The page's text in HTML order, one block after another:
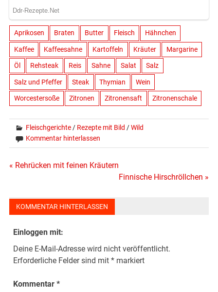
Aprikosen Braten Butter Fleisch Hähnchen
Kaffee Kaffeesahne Kartoffeln Kräuter Margarine
Öl Rehsteak Reis Sahne Salat Salz
Salz und Pfeffer Steak Thymian Wein
Worcestersoße Zitronen Zitronensaft Zitronenschale
Fleischgerichte / Rezepte mit Bild /Wild
Kommentar hinterlassen
Beitragsnavigation
« Rehrücken mit feinen Kräutern
Finnische Hirschröllchen »
KOMMENTAR HINTERLASSEN
Einloggen mit:
Deine E-Mail-Adresse wird nicht veröffentlicht.
Erforderliche Felder sind mit* markiert
Kommentar*